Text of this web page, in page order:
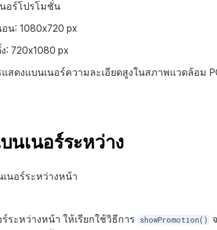
อร์โปรโมชั่น
น: 1080x720 px
: 720x1080 px
สดงแบนเนอร์ความละเอียดสูงในสภาพแวดล้อม
นเนอร์ระหว่าง
นอร์ระหว่างหน้า
ระหว่างหน้า ให้เรียกใช้วิธีการ showPromotion()